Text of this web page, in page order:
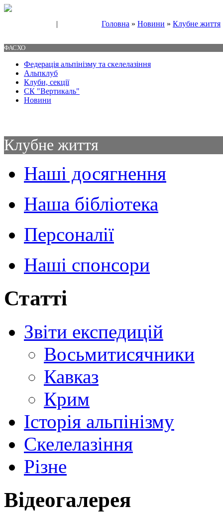
| Головна » Новини » Клубне життя
ФАСХО
Федерація альпінізму та скелелазіння
Альпклуб
Клуби, секції
СК "Вертикаль"
Новини
Клубне життя
Наші досягнення
Наша бібліотека
Персоналії
Наші спонсори
Статті
Звіти експедицій
Восьмитисячники
Кавказ
Крим
Історія альпінізму
Скелелазіння
Різне
Відеогалерея